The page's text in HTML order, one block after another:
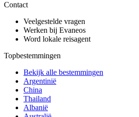
Contact
Veelgestelde vragen
Werken bij Evaneos
Word lokale reisagent
Topbestemmingen
Bekijk alle bestemmingen
Argentinië
China
Thailand
Albanië